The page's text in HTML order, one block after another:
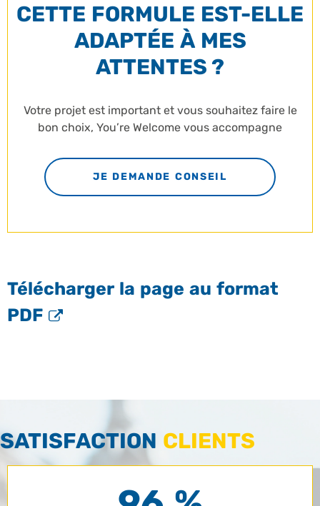
CETTE FORMULE EST-ELLE
ADAPTÉE À MES
ATTENTES ?
Votre projet est important et vous souhaitez faire le
bon choix, You’re Welcome vous accompagne
JE DEMANDE CONSEIL
Télécharger la page au format
PDF
SATISFACTION CLIENTS